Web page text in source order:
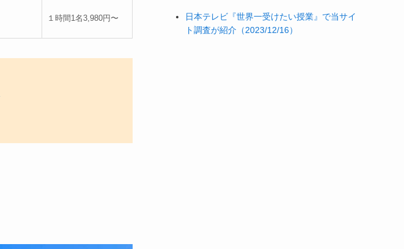
１時間1名3,980円〜
日本テレビ『世界一受けたい授業』で当サイ
ト調査が紹介（2023/12/16）